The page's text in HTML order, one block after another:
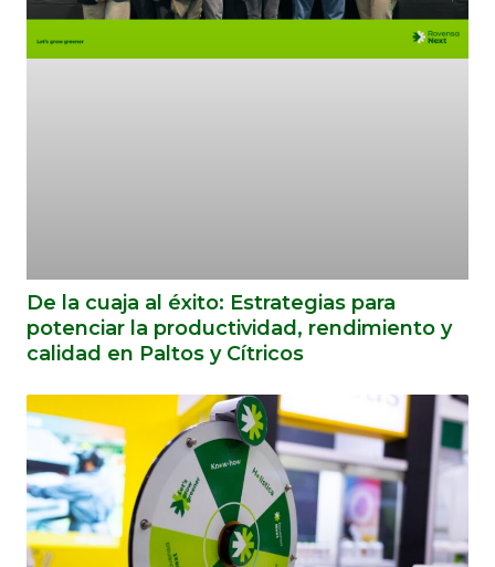
De la cuaja al éxito: Estrategias para
potenciar la productividad, rendimiento y
calidad en Paltos y Cítricos